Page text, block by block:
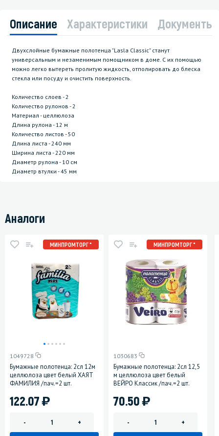
Описание Характеристики Документы
Двухслойные бумажные полотенца "Lasla Classic" станут
универсальным и незаменимым помощником в доме. С их помощью
можно легко вытереть пролитую жидкость, отполировать до блеска
стекла или посуду и очистить поверхность.
Количество слоев - 2
Количество рулонов - 2
Материал - целлюлоза
Длина рулона - 12 м
Количество листов - 50
Длина листа - 240 мм
Ширина листа - 220 мм
Диаметр рулона - 10 см
Диаметр втулки - 45 мм
Аналоги
МИНПРОМТОРГ *
1049728
Бумажные полотенца: 2сл 12м
целлюлоза цвет белый ХАЯТ
ФАМИЛИЯ /пач.=2 шт.
122.07)
- +
МИНПРОМТОРГ *
1030683
Бумажные полотенца: 2сл 12,5
м целлюлоза цвет белый
ВЕЙРО Классик /пач.=2 шт.
70.50)
- +